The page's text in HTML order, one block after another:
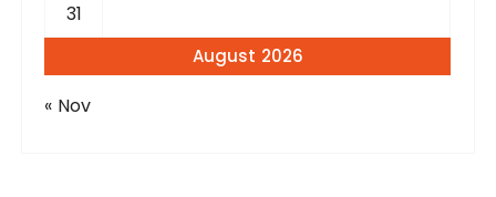
August 2026
31
« Nov